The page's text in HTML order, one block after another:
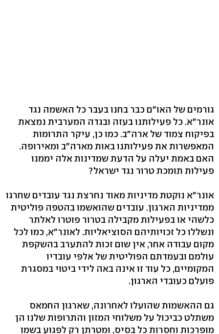
גורמים של האו"ם כבר בחנו בעבר כל האשמה נגד
אונר"א. כל פעילותנו בעזה ובגדה המערבית נמצאת
בפיקוח צמוד של ארה"ב. כמו כן, עיקר התרומות
המאפשרות את פעילותנו באות מארה"ב ומאירופה.
האם באמת יעלה על הדעת שמדינות אלה יממנו
פעילות תומכת טרור נגד ישראל?
אונר"א נוקטת מדיניות מאוד נחרצת נגד עובדים שחרגו
ממדיניות הארגון. עובדים שהואשמו בהטפה פוליטית
כלשהי או בפעילות מקבילה בטרור פוטרו לאלתר
ונשללו כל זכויותיהם הסוציאליות. לאונר"א, כמו לכל
מקום עבודה אחר, אין שום זכות להתערב בהשקפת
עולמם ובעמדתם הפוליטית של אלפי עובדיו
המקומיים, כל עוד זו אינה באה לידי ביטוי במסגרת
פועלם כעובדי הארגון.
גם ההאשמות שהועלו לאחרונה, שארגון החמאס
משתלט כביכול על משלוחי המזון והתרופות שלנו הן
מופרכות וחסרות כל בסיס, ומטרתן רק לפגוע בשמו